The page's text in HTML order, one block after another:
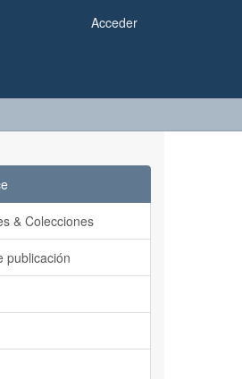
Acceder
& Colecciones
publicación